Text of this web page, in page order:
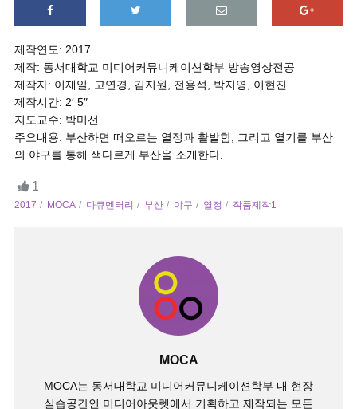
제작연도: 2017
제작: 동서대학교 미디어커뮤니케이션학부 방송영상전공
제작자: 이재일, 고연경, 김지원, 전용석, 박지영, 이현진
제작시간: 2′ 5″
지도교수: 박미선
주요내용: 부산하면 떠오르는 열정과 활발함, 그리고 열기를 부산
의 야구를 통해 색다르게 부산을 소개한다.
1
2017 MOCA 다큐멘터리 부산 야구 열정 작품제작1
MOCA
MOCA는 동서대학교 미디어커뮤니케이션학부 내 현장
실습공간인 미디어아웃렛에서 기획하고 제작되는 모든